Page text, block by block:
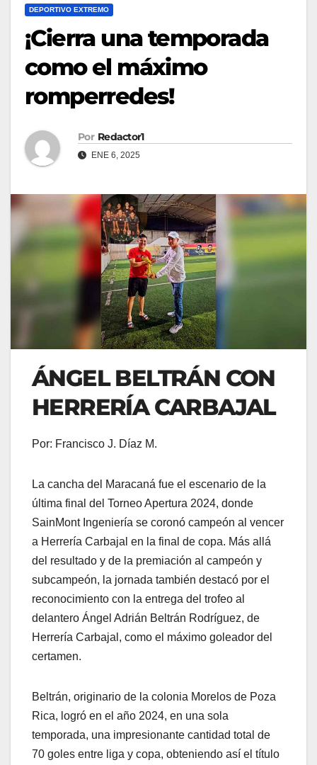
DEPORTIVO EXTREMO
¡Cierra una temporada
como el máximo
romperredes!
Por Redactor1
ENE 6, 2025
ÁNGEL BELTRÁN CON
HERRERÍA CARBAJAL
Por: Francisco J. Díaz M.
La cancha del Maracaná fue el escenario de la
última final del Torneo Apertura 2024, donde
SainMont Ingeniería se coronó campeón al vencer
a Herrería Carbajal en la final de copa. Más allá
del resultado y de la premiación al campeón y
subcampeón, la jornada también destacó por el
reconocimiento con la entrega del trofeo al
delantero Ángel Adrián Beltrán Rodríguez, de
Herrería Carbajal, como el máximo goleador del
certamen.
Beltrán, originario de la colonia Morelos de Poza
Rica, logró en el año 2024, en una sola
temporada, una impresionante cantidad total de
70 goles entre liga y copa, obteniendo así el título